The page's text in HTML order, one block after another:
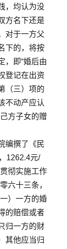
，均认为没
方名下还是
对于一方父
下的，将按
，即“婚后由
登记在出资
（三）项的
不动产应认
方子女的赠
编撰了《民
1262.4元/
彻实施工作
六十三条，
）一方的婚
的赔偿或者
归一方的财
其他应当归